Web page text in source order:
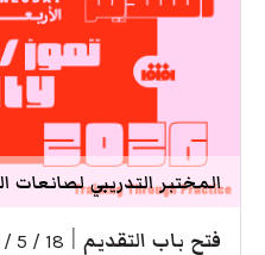
المختبر التدريبي لصانعات
فتح باب التقديم 18 / 5 / 2026